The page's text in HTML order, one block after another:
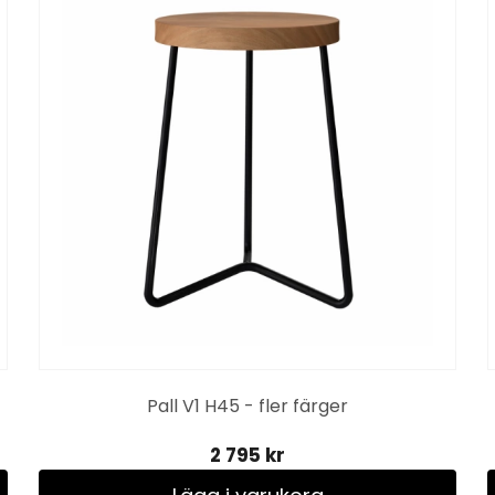
Pall V1 H45 - fler färger
2 795 kr